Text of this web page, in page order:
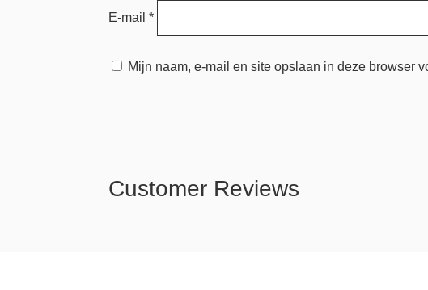
E-mail*
Mijn naam, e-mail en site opslaan in deze browser
Customer Reviews